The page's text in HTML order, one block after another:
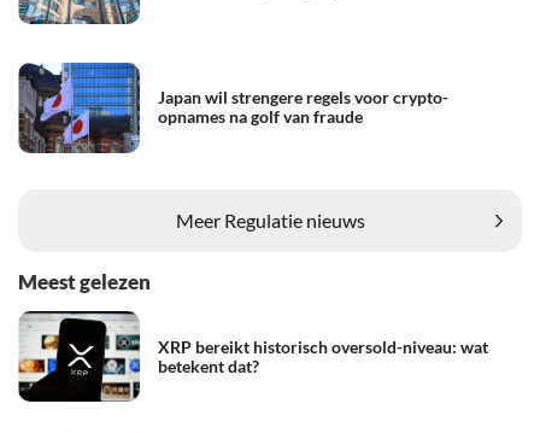
Japan wil strengere regels voor crypto-
opnames na golf van fraude
Meer Regulatie nieuws
Meest gelezen
XRP bereikt historisch oversold-niveau: wat
betekent dat?